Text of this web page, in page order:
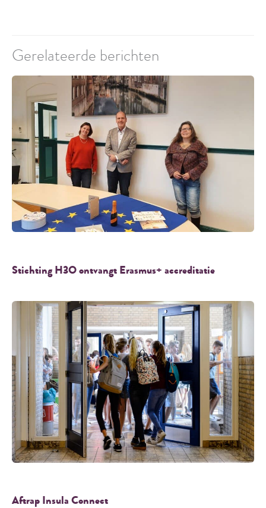
Gerelateerde berichten
Stichting H3O ontvangt Erasmus+ accreditatie
Aftrap Insula Connect